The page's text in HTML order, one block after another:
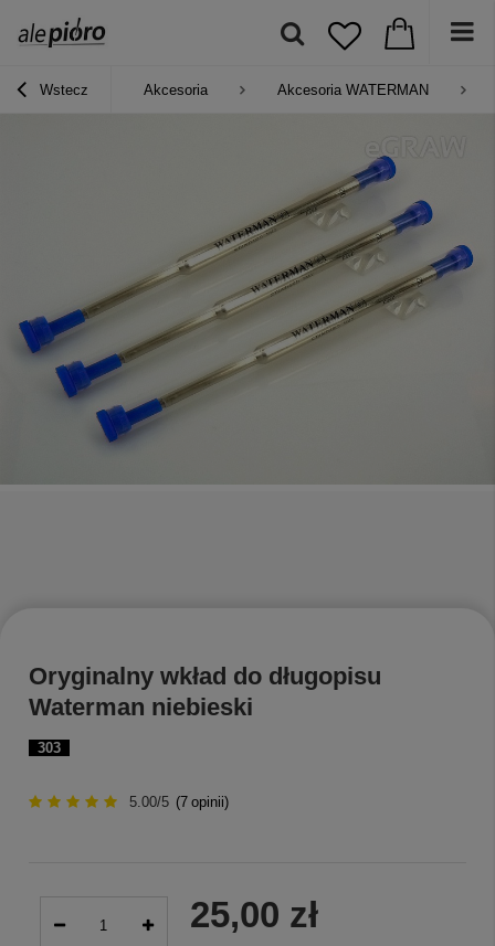
Wstecz Akcesoria Akcesoria WATERMAN
303
Oryginalny wkład do długopisu
Waterman niebieski
5.00/5 (7 opinii)
25,00 zł